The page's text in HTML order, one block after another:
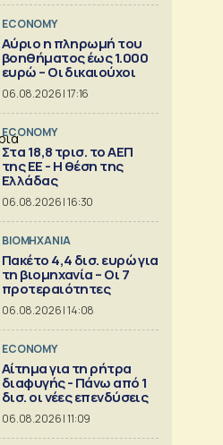
ECONOMY
Αύριο η πληρωμή του
βοηθήματος έως 1.000
ευρώ – Oι δικαιούχοι
06.08.2026 | 17:16
ECONOMY
Στα 18,8 τρισ. το ΑΕΠ
της ΕΕ - Η θέση της
Ελλάδας
06.08.2026 | 16:30
ΒΙΟΜΗΧΑΝΙΑ
Πακέτο 4,4 δισ. ευρώ για
τη βιομηχανία – Οι 7
προτεραιότητες
06.08.2026 | 14:08
ECONOMY
Αίτημα για τη ρήτρα
διαφυγής - Πάνω από 1
δισ. οι νέες επενδύσεις
06.08.2026 | 11:09